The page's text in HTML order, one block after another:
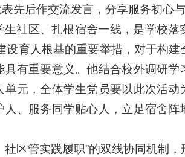
先后作交流发言，分享服务初心与
社区、扎根宿舍一线，是学校落
设育人根基的重要举措，对于构建
有重要意义。他结合校外调研学
元，全体学生党员要以此次活动
、服务同学贴心人，立足宿舍阵
区管实践履职”的双线协同机制